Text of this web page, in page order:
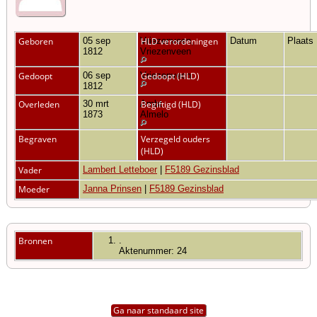
Geboren
05 sep
1812
Vriezenveen,
Vriezenveen
HLD verordeningen Datum Plaats
Gedoopt
06 sep
1812
Vriezenveen
Gedoopt (HLD)
Overleden
30 mrt
1873
Ambt
Almelo
Begiftigd (HLD)
Begraven
Verzegeld ouders
(HLD)
Vader
Lambert Letteboer F5189 Gezinsblad
Moeder Janna Prinsen F5189 Gezinsblad
Bronnen
Aktenummer: 24
Ga naar standaard site